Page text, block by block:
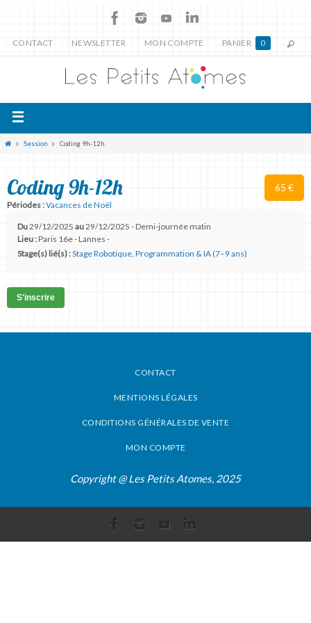
CONTACT NEWSLETTER MON COMPTE PANIER 0
Session Coding 9h-12h
65 €
Coding 9h-12h
Périodes :Vacances de Noël
Du29/12/2025 au29/12/2025 - Demi-journée matin
Lieu :Paris 16e - Lannes -
Stage(s) lié(s) :Stage Robotique, Programmation & IA (7–9 ans)
S'inscrire
CONTACT
MENTIONS LÉGALES
CONDITIONS GÉNÉRALES DE VENTE
MON COMPTE
Copyright @ Les Petits Atomes, 2025